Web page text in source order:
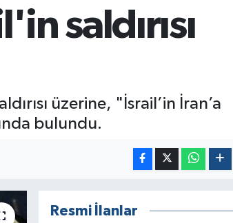
0
saldırısı
üzerine, "İsrail’in İran’a
bulundu.
Resmi İlanlar